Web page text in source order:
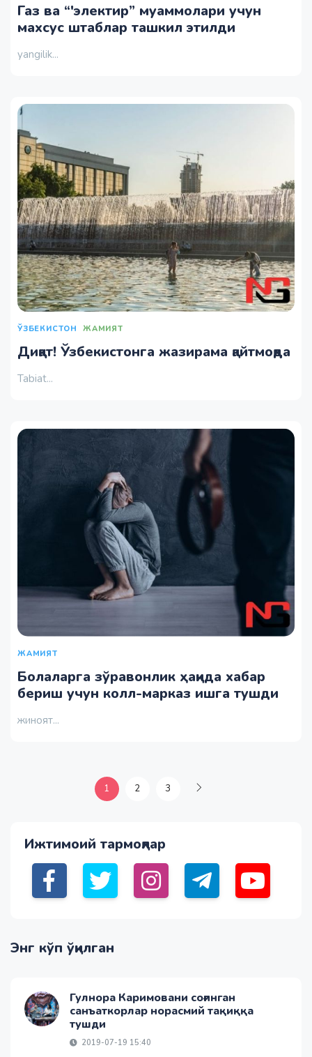
Газ ва “'электир” муаммолари учун
махсус штаблар ташкил этилди
yangilik...
ЎЗБЕКИСТОН ЖАМИЯТ
Диққат! Ўзбекистонга жазирама қайтмоқда
Tabiat...
ЖАМИЯТ
Болаларга зўравонлик ҳақида хабар
бериш учун колл-марказ ишга тушди
жиноят...
1 2 3
Ижтимоий тармоқлар
Энг кўп ўқилган
Гулнора Каримовани соғинган
санъаткорлар норасмий тақиққа
тушди
2019-07-19 15:40